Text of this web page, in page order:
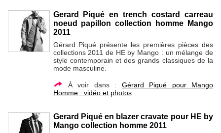
Gerard Piqué en trench costard carreau
noeud papillon collection homme Mango
2011
Gérard Piqué présente les premières pièces des
collections 2011 de HE by Mango : un mélange de
style contemporain et des grands classiques de la
mode masculine.
À voir dans : Gérard Piqué pour Mango
Homme : vidéo et photos
Gerard Piqué en blazer cravate pour HE by
Mango collection homme 2011